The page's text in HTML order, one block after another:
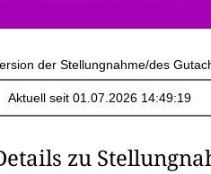
der Stellungnahme/des
zu